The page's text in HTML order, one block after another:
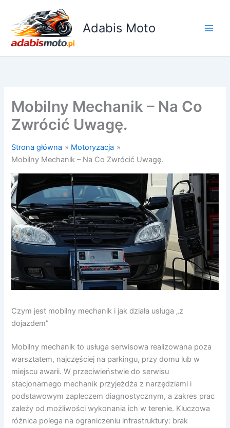
treści
Adabis Moto
Mobilny Mechanik – Na Co
Zwrócić Uwagę.
Strona główna
Motoryzacja
Mobilny Mechanik – Na Co Zwrócić Uwagę.
Czym jest mobilny mechanik i jak działa usługa „z
dojazdem”
Mobilny mechanik to usługa serwisowa realizowana poza
warsztatem, najczęściej na parkingu, przy domu lub w
miejscu awarii. W przeciwieństwie do serwisu
stacjonarnego mechanik przyjeżdża z narzędziami i
podstawowym zapleczem diagnostycznym, a zakres prac
zależy od możliwości wykonania ich w terenie. Kluczowa
różnica polega na ograniczeniu infrastruktury: brak